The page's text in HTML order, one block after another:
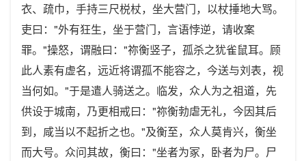
衣、疏巾，手持三尺棁杖，坐大营门，以杖捶地大骂。
吏曰："外有狂生，坐于营门，言语悖逆，请收案
罪。"操怒，谓融曰："祢衡竖子，孤杀之犹雀鼠耳。顾
此人素有虚名，远近将谓孤不能容之，今送与刘表，视
当何如。"于是遣人骑送之。临发，众人为之祖道，先
供设于城南，乃更相戒曰："祢衡勃虐无礼，今因其后
到，咸当以不起折之也。"及衡至，众人莫肯兴，衡坐
而大号。众问其故，衡曰："坐者为冢，卧者为尸。尸